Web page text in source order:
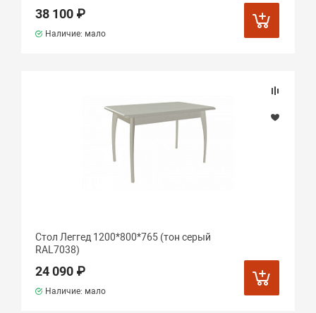
38 100 ₽
Наличие: мало
Стол Леггед 1200*800*765 (тон серый
RAL7038)
24 090 ₽
Наличие: мало